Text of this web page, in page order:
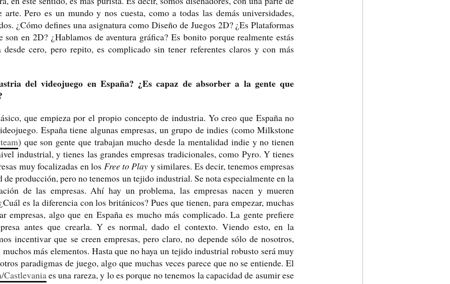
Pero es un mundo y nos cuesta, como a todas las demás universidades,
¿Cómo defines una asignatura como Diseño de Juegos 2D? ¿Es Plataformas
son en 2D? ¿Hablamos de aventura gráfica? Es bonito porque realmente estás
desde cero, pero repito, es complicado sin tener referentes claros y con más
del videojuego en España? ¿Es capaz de absorber a la gente que
que empieza por el propio concepto de industria. Yo creo que España no
España tiene algunas empresas, un grupo de indies (como Milkstone
) que son gente que trabajan mucho desde la mentalidad indie y no tienen
industrial, y tienes las grandes empresas tradicionales, como Pyro. Y tienes
muy focalizadas en los Free to Play y similares. Es decir, tenemos empresas
de producción, pero no tenemos un tejido industrial. Se nota especialmente en la
de las empresas. Ahí hay un problema, las empresas nacen y mueren
es la diferencia con los británicos? Pues que tienen, para empezar, muchas
empresas, algo que en España es mucho más complicado. La gente prefiere
antes que crearla. Y es normal, dado el contexto. Viendo esto, en la
incentivar que se creen empresas, pero claro, no depende sólo de nosotros,
más elementos. Hasta que no haya un tejido industrial robusto será muy
paradigmas de juego, algo que muchas veces parece que no se entiende. El
Castlevaniaes una rareza, y lo es porque no tenemos la capacidad de asumir ese